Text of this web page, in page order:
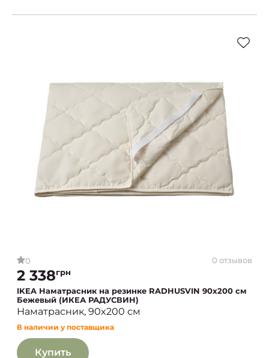
0 0 отзывов
2 338грн
IKEA Наматрасник на резинке RADHUSVIN 90x200 см
Бежевый (ИКЕА РАДУСВИН)
Наматрасник, 90x200 см
В наличии у поставщика
Купить